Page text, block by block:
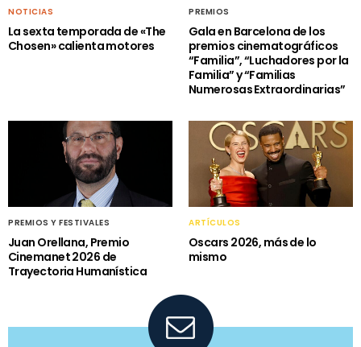
NOTICIAS
La sexta temporada de «The
Chosen» calienta motores
PREMIOS
Gala en Barcelona de los
premios cinematográficos
“Familia”, “Luchadores por la
Familia” y “Familias
Numerosas Extraordinarias”
PREMIOS Y FESTIVALES
Juan Orellana, Premio
Cinemanet 2026 de
Trayectoria Humanística
ARTÍCULOS
Oscars 2026, más de lo
mismo